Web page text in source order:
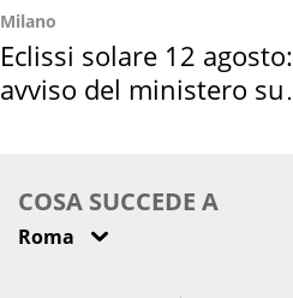
Milano
Eclissi solare 12 agosto:
avviso del ministero su